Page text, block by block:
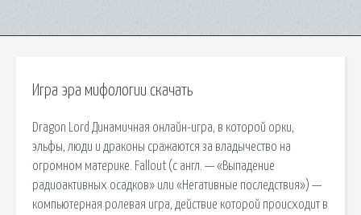
Игра эра мифологии скачать
Dragon Lord Динамичная онлайн-игра, в которой орки,
эльфы, люди и драконы сражаются за владычество на
огромном материке. Fallout (с англ. — «Выпадение
радиоактивных осадков» или «Негативные последствия») —
компьютерная ролевая игра, действие которой происходит в